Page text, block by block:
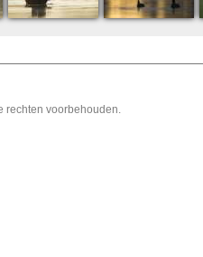
rechten voorbehouden.